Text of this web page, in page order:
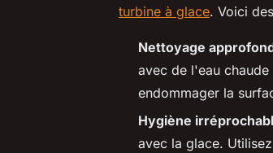
turbine à glace. Voici
Nettoyage
avec de l'eau
endommager la
Hygiène
avec la glace.